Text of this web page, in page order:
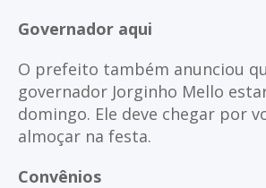
Governador aqui
O prefeito também anunciou
governador Jorginho Mello
domingo. Ele deve chegar por
almoçar na festa.
Convênios